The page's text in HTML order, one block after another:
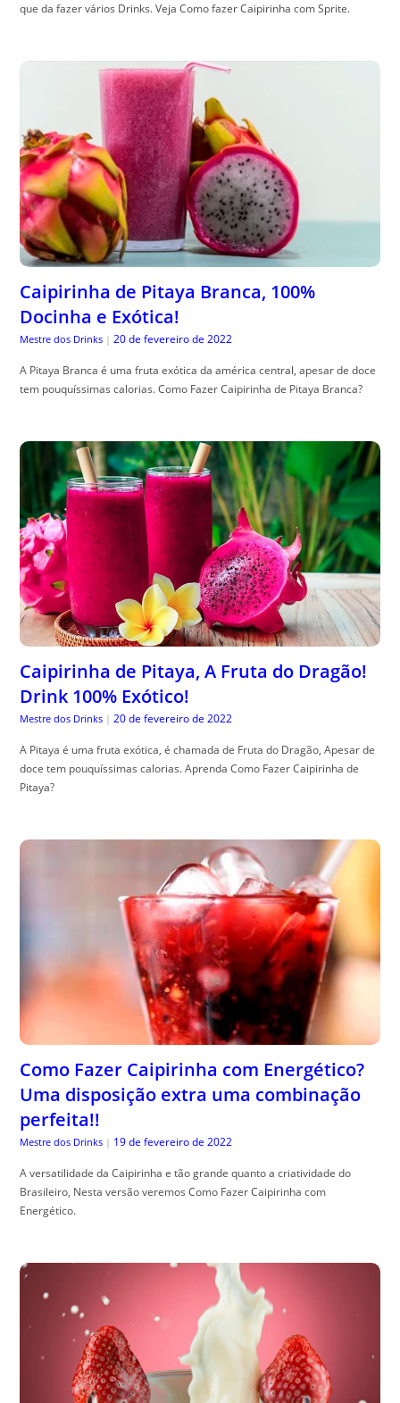
que da fazer vários Drinks. Veja Como fazer Caipirinha com Sprite.
Caipirinha de Pitaya Branca, 100%
Docinha e Exótica!
Mestre dos Drinks | 20 de fevereiro de 2022
A Pitaya Branca é uma fruta exótica da américa central, apesar de doce
tem pouquíssimas calorias. Como Fazer Caipirinha de Pitaya Branca?
Caipirinha de Pitaya, A Fruta do Dragão!
Drink 100% Exótico!
Mestre dos Drinks | 20 de fevereiro de 2022
A Pitaya é uma fruta exótica, é chamada de Fruta do Dragão, Apesar de
doce tem pouquíssimas calorias. Aprenda Como Fazer Caipirinha de
Pitaya?
Como Fazer Caipirinha com Energético?
Uma disposição extra uma combinação
perfeita!!
Mestre dos Drinks | 19 de fevereiro de 2022
A versatilidade da Caipirinha e tão grande quanto a criatividade do
Brasileiro, Nesta versão veremos Como Fazer Caipirinha com
Energético.